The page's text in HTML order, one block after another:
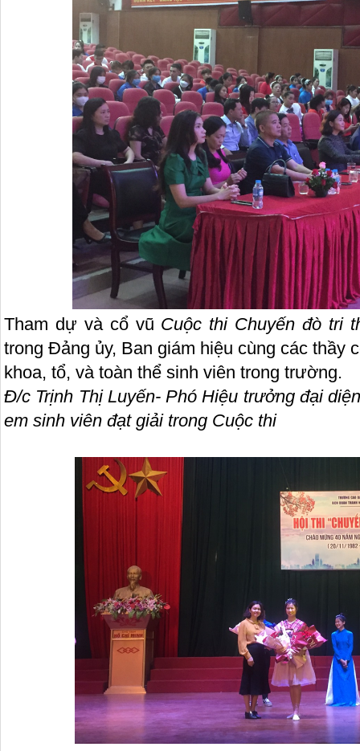
Tham dự và cổ vũ Cuộc thi Chuyến đò tri
trong Đảng ủy, Ban giám hiệu cùng các thầy
khoa, tổ, và toàn thể sinh viên trong trường.
Đ/c Trịnh Thị Luyến- Phó Hiệu trưởng đại
em sinh viên đạt giải trong Cuộc thi